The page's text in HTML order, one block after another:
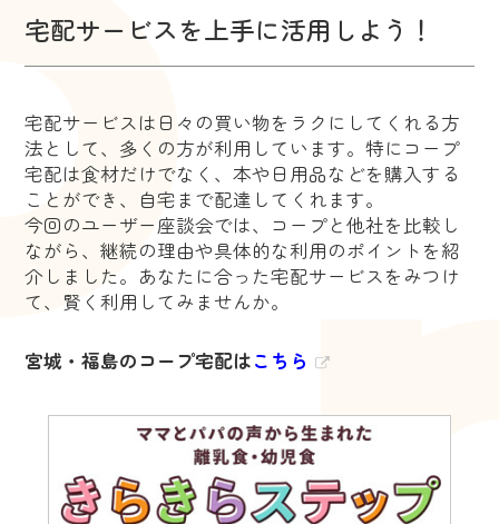
宅配サービスを上手に活用しよう！
宅配サービスは日々の買い物をラクにしてくれる方
法として、多くの方が利用しています。特にコープ
宅配は食材だけでなく、本や日用品などを購入する
ことができ、自宅まで配達してくれます。
今回のユーザー座談会では、コープと他社を比較し
ながら、継続の理由や具体的な利用のポイントを紹
介しました。あなたに合った宅配サービスをみつけ
て、賢く利用してみませんか。
宮城・福島のコープ宅配はこちら